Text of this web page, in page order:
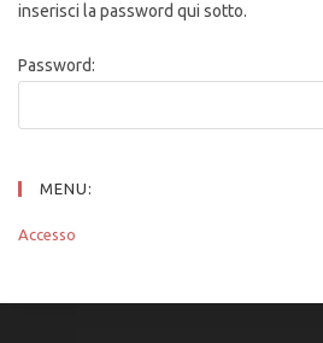
inserisci la password qui sotto.
Password:
MENU:
Accesso